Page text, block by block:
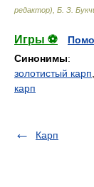
редактор), Б. З.
Игры ⚽
Синонимы:
золотистый карп
карп
Карп